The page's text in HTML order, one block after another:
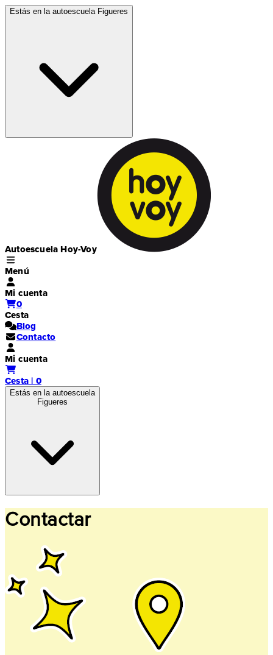
Estás en la autoescuela Figueres
Autoescuela Hoy-Voy
Menú
Mi cuenta
0
Cesta
Blog
Contacto
Mi cuenta
Cesta | 0
Estás en la autoescuela
Figueres
Contactar